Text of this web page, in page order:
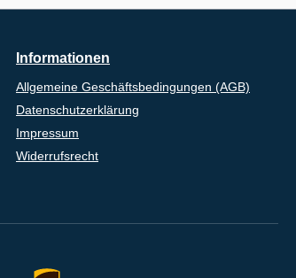
Informationen
Allgemeine Geschäftsbedingungen (AGB)
Datenschutzerklärung
Impressum
Widerrufsrecht